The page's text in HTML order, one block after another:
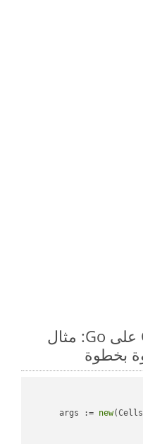
كيفية تحويل CSV to GIF على Go: مثال
بخطوة
args := new